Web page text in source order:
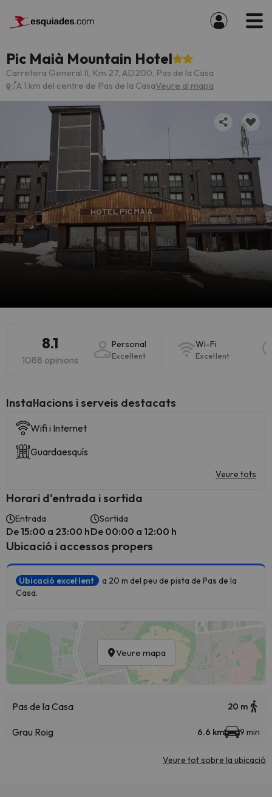
Pic Maià Mountain Hotel
Carretera General II, Km 27, AD200, Pas de la Casa
A 1 km del centre de Pas de la CasaVeure al mapa
8.1
1088 opinions
Personal
Excel·lent
Wi-Fi
Excel·lent
Instal·lacions i serveis destacats
Wifi i Internet
Guardaesquís
Veure tots
Horari d'entrada i sortida
Entrada
De 15:00 a 23:00 h
Sortida
De 00:00 a 12:00 h
Ubicació i accessos propers
Ubicació excel·lent
a 20 m del peu de pista de Pas de la
Casa.
Veure mapa
Pas de la Casa 20 m
Grau Roig 6.6 km 9 min
Veure tot sobre la ubicació